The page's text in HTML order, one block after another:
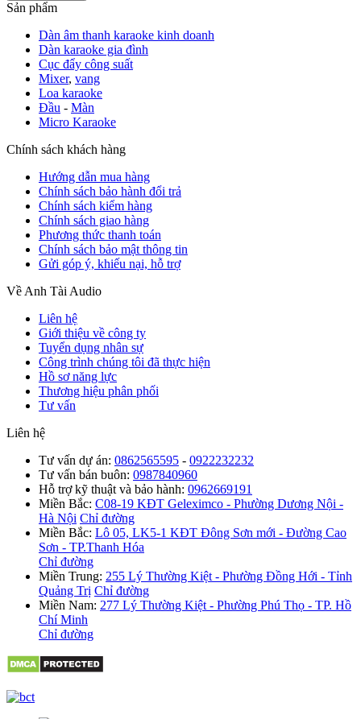
Sản phẩm
Dàn âm thanh karaoke kinh doanh
Dàn karaoke gia đình
Cục đẩy công suất
Mixer, vang
Loa karaoke
Đầu - Màn
Micro Karaoke
Chính sách khách hàng
Hướng dẫn mua hàng
Chính sách bảo hành đổi trả
Chính sách kiểm hàng
Chính sách giao hàng
Phương thức thanh toán
Chính sách bảo mật thông tin
Gửi góp ý, khiếu nại, hỗ trợ
Về Anh Tài Audio
Liên hệ
Giới thiệu về công ty
Tuyển dụng nhân sự
Công trình chúng tôi đã thực hiện
Hồ sơ năng lực
Thương hiệu phân phối
Tư vấn
Liên hệ
Tư vấn dự án: 0862565595 - 0922232232
Tư vấn bán buôn: 0987840960
Hỗ trợ kỹ thuật và bảo hành: 0962669191
Miền Bắc: C08-19 KĐT Geleximco - Phường Dương Nội -
Hà Nội Chỉ đường
Miền Bắc: Lô 05, LK5-1 KĐT Đông Sơn mới - Đường Cao
Sơn - TP.Thanh Hóa
Chỉ đường
Miền Trung: 255 Lý Thường Kiệt - Phường Đồng Hới - Tỉnh
Quảng Trị Chỉ đường
Miền Nam: 277 Lý Thường Kiệt - Phường Phú Thọ - TP. Hồ
Chí Minh
Chỉ đường